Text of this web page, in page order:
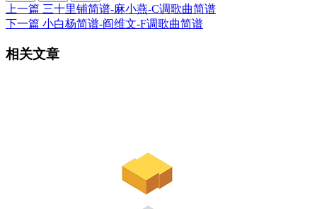
上一篇 三十里铺简谱-麻小燕-C调歌曲简谱
下一篇 小白杨简谱-阎维文-F调歌曲简谱
相关文章